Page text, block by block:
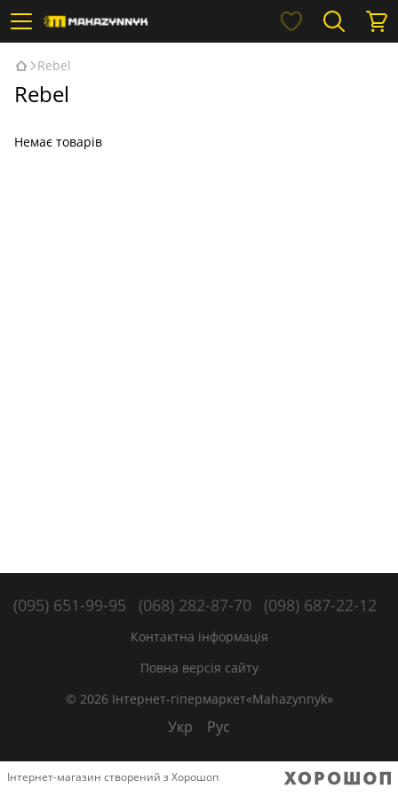
Rebel
Rebel
Немає товарів
(095) 651-99-95 (068) 282-87-70 (098) 687-22-12
Контактна інформація
Повна версія сайту
© 2026 Інтернет-гіпермаркет«Mahazynnyk»
Укр Рус
Інтернет-магазин створений з Хорошоп